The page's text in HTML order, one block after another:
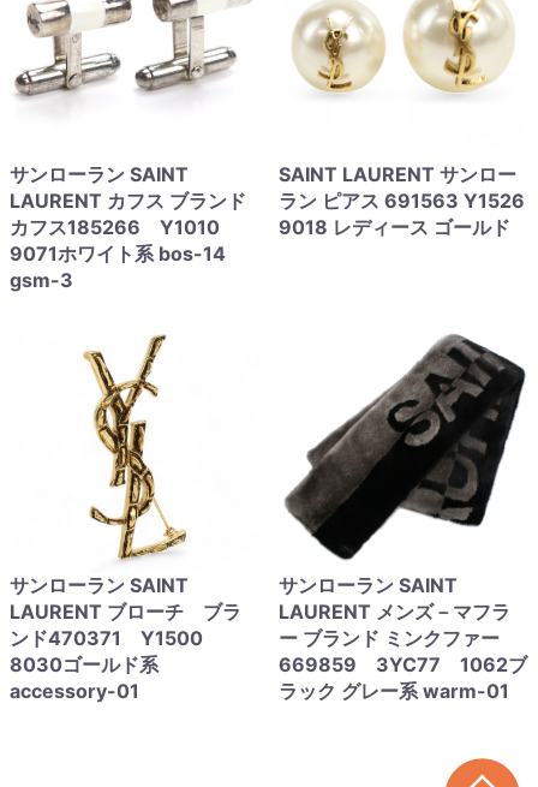
サンローラン SAINT
LAURENT カフス ブランド
カフス185266 Y1010
9071ホワイト系 bos-14
gsm-3
SAINT LAURENT サンロー
ラン ピアス 691563 Y1526
9018 レディース ゴールド
サンローラン SAINT
LAURENT ブローチ ブラ
ンド470371 Y1500
8030ゴールド系
accessory-01
サンローラン SAINT
LAURENT メンズ－マフラ
ー ブランド ミンクファー
669859 3YC77 1062ブ
ラック グレー系 warm-01